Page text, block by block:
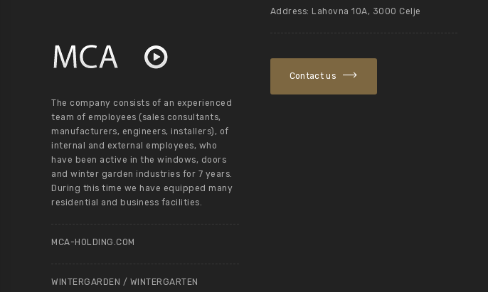
The company consists of an experienced
team of employees (sales consultants,
manufacturers, engineers, installers), of
internal and external employees, who
have been active in the windows, doors
and winter garden industries for 7 years.
During this time we have equipped many
residential and business facilities.
MCA-HOLDING.COM
WINTERGARDEN / WINTERGARTEN
Address: Lahovna 10A, 3000 Celje
Contact us